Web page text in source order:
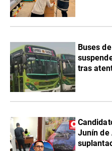
Buses
tras
Junín de